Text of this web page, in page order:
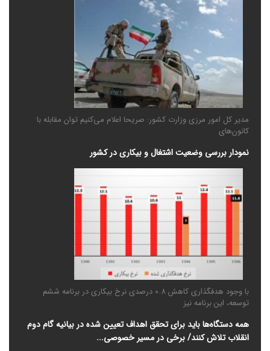
مدیر کل امور مرزی وزارت کشور: صریحا اعلام می‌کنیم توان مقابله با
کانون‌های
نمودار بررسی وضعیت اشتغال و بیکاری در کشور
با وجود هدفگذاری کاهش 0.8 درصدی نرخ بیکاری در برنامه ششم
توسعه، این برنامه نیز
همه دستگاه‌ها باید برای تحقق اهداف تعیین شده در بیانیه گام دوم
انقلاب تلاش کنند/ برخی در مسیر خصوصی‌...